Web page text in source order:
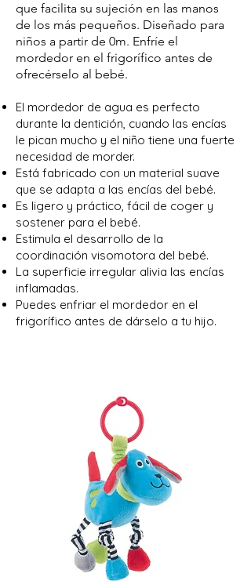
que facilita su sujeción en las manos
de los más pequeños. Diseñado para
niños a partir de 0m. Enfríe el
mordedor en el frigorífico antes de
ofrecérselo al bebé.
El mordedor de agua es perfecto
durante la dentición, cuando las encías
le pican mucho y el niño tiene una fuerte
necesidad de morder.
Está fabricado con un material suave
que se adapta a las encías del bebé.
Es ligero y práctico, fácil de coger y
sostener para el bebé.
Estimula el desarrollo de la
coordinación visomotora del bebé.
La superficie irregular alivia las encías
inflamadas.
Puedes enfriar el mordedor en el
frigorífico antes de dárselo a tu hijo.